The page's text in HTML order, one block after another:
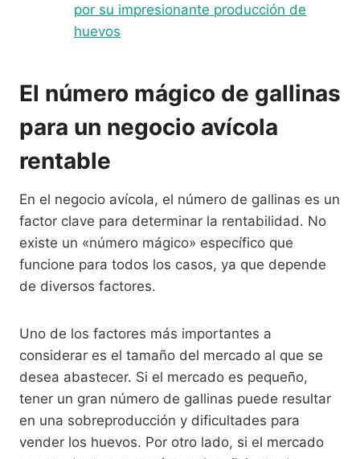
por su impresionante producción de
huevos
El número mágico de gallinas
para un negocio avícola
rentable
En el negocio avícola, el número de gallinas es un
factor clave para determinar la rentabilidad. No
existe un «número mágico» específico que
funcione para todos los casos, ya que depende
de diversos factores.
Uno de los factores más importantes a
considerar es el tamaño del mercado al que se
desea abastecer. Si el mercado es pequeño,
tener un gran número de gallinas puede resultar
en una sobreproducción y dificultades para
vender los huevos. Por otro lado, si el mercado